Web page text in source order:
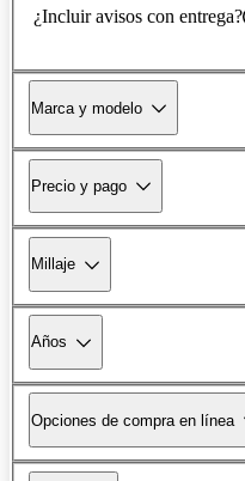
¿Incluir avisos con entrega?
Marca y modelo
Precio y pago
Millaje
Años
Opciones de compra en línea